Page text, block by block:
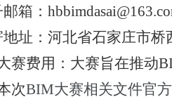
箱：
地址：河北省石家庄市桥
赛费用：大赛旨在推动
次BIM大赛相关文件官